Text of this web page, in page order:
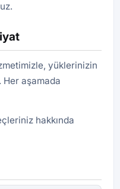
yüklerinizin
aşamada
hakkında